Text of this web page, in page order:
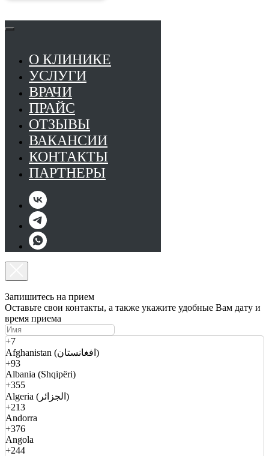
О КЛИНИКЕ
УСЛУГИ
ВРАЧИ
ПРАЙС
ОТЗЫВЫ
ВАКАНСИИ
КОНТАКТЫ
ПАРТНЕРЫ
Запишитесь на прием
Оставьте свои контакты, а также укажите удобные Вам дату и
время приема
+7
Afghanistan (افغانستان)
+93
Albania (Shqipëri)
+355
Algeria (الجزائر)
+213
Andorra
+376
Angola
+244